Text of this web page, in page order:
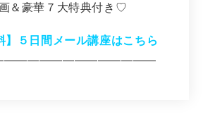
＆豪華７大特典付き♡
】５日間メール講座はこちら